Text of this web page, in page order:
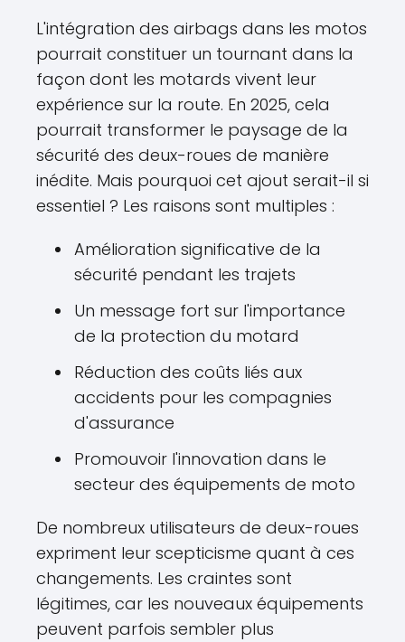
L'intégration des airbags dans les motos
pourrait constituer un tournant dans la
façon dont les motards vivent leur
expérience sur la route. En 2025, cela
pourrait transformer le paysage de la
sécurité des deux-roues de manière
inédite. Mais pourquoi cet ajout serait-il si
essentiel ? Les raisons sont multiples :
Amélioration significative de la
sécurité pendant les trajets
Un message fort sur l'importance
de la protection du motard
Réduction des coûts liés aux
accidents pour les compagnies
d'assurance
Promouvoir l'innovation dans le
secteur des équipements de moto
De nombreux utilisateurs de deux-roues
expriment leur scepticisme quant à ces
changements. Les craintes sont
légitimes, car les nouveaux équipements
peuvent parfois sembler plus